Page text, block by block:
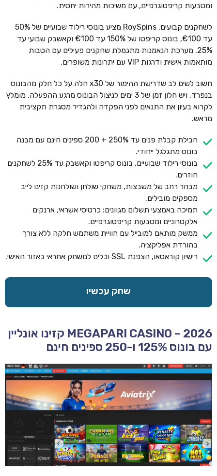
ומטבעות קריפטוגרפיים, עם משיכות מהירות יחסית.
לשחקנים קבועים, RoySpins מציע בונוסי רילוד שבועיים של 50%
עד €100, בונוס קריפטו של 150% עד €100 וקאשבק שבועי עד
25%. מערכת הנאמנות מתגמלת שחקנים פעילים עם הטבות
מותאמות אישית ודרגות VIP עם יתרונות משופרים.
חשוב לשים לב שדרישת ההימור של x30 חלה על כל חלק מהבונוס
בנפרד, ויש חלון זמן של 3 ימים לניצול הבונוס מרגע ההפעלה. מומלץ
לקרוא בעיון את התנאים לפני הפקדה ולהגדיר מסגרת תקציבית
מראש.
חבילת קבלת פנים עד 250% + 200 ספינים חינם עם מבנה
בונוס מתגלגל ייחודי.
בונוסי רילוד שבועיים, בונוס קריפטו וקאשבק עד 25% לשחקנים
חוזרים.
מבחר רחב של משבצות, משחקי שולחן ושולחנות קזינו לייב
מספקים מובילים.
תמיכה באמצעי תשלום מגוונים: כרטיסי אשראי, ארנקים
אלקטרוניים ומטבעות קריפטוגרפיים.
ממשק מותאם למובייל עם חוויית משתמש חלקה ללא צורך
בהורדת אפליקציה.
רישיון קוראסאו, הצפנת SSL וכלים למשחק אחראי באזור האישי.
שחק עכשיו
MEGAPARI CASINO – 2026 קזינו אונליין
עם בונוס 125% ו-250 ספינים חינם